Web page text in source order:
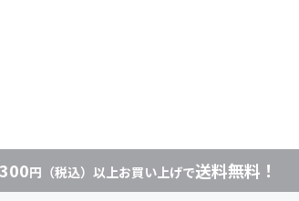
円（税込）以上お買い上げで送料無料！